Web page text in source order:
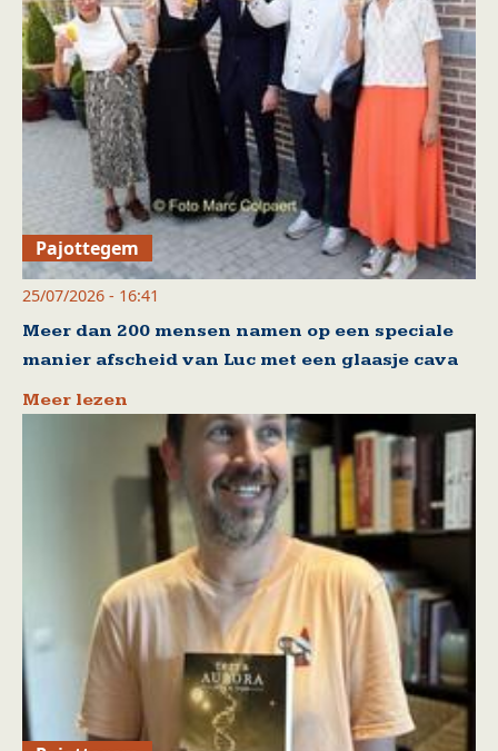
Pajottegem
25/07/2026 - 16:41
Meer dan 200 mensen namen op een speciale
manier afscheid van Luc met een glaasje cava
Meer lezen